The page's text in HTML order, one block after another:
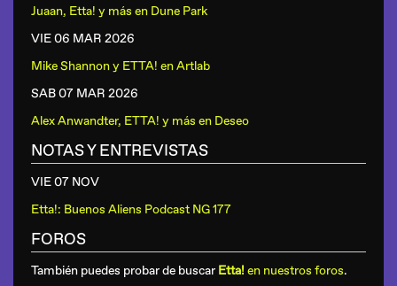
Juaan, Etta! y más en Dune Park
VIE 06 MAR 2026
Mike Shannon y ETTA! enArtlab
SAB 07 MAR 2026
Alex Anwandter, ETTA! y más en Deseo
NOTAS Y ENTREVISTAS
VIE 07 NOV
Etta!: Buenos Aliens Podcast NG 177
FOROS
También puedes probar de buscar Etta! en nuestros foros.